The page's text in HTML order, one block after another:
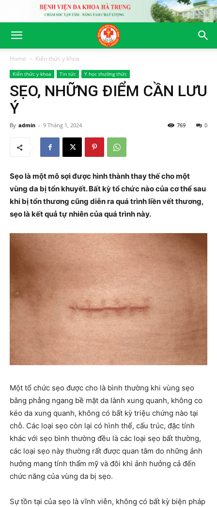
Home Kiến thức y khoa
Kiến thức y khoa Tin tức Y học thường thức
SẸO, NHỮNG ĐIỂM CẦN LƯU
Ý
By admin - 9 Tháng 1, 2024 0
769
Sẹo là một mô sợi được hình thành thay thế cho một
vùng da bị tổn khuyết. Bất kỳ tổ chức nào của cơ thể sau
khi bị tổn thương cũng diễn ra quá trình liền vết thương,
sẹo là kết quả tự nhiên của quá trình này.
Một tổ chức sẹo được cho là bình thường khi vùng sẹo
bằng phẳng ngang bề mặt da lành xung quanh, không co
kéo da xung quanh, không có bất kỳ triệu chứng nào tại
chỗ. Các loại sẹo còn lại có hình thể, cấu trúc, đặc tính
khác với sẹo bình thường đều là các loại sẹo bất thường,
các loại sẹo này thường rất được quan tâm do những ảnh
hưởng mang tính thẩm mỹ và đôi khi ảnh hưởng cả đến
chức năng của vùng da bị sẹo.
Sự tồn tại của sẹo là vĩnh viễn, không có bất kỳ biện pháp